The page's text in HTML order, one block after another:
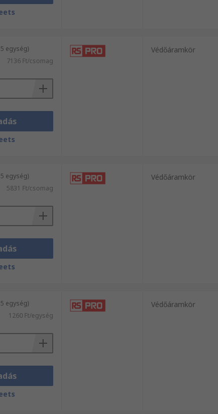
egység)
7136 Ft/csomag
Védőáramkör
egység)
5831 Ft/csomag
Védőáramkör
egység)
1260 Ft/egység
Védőáramkör